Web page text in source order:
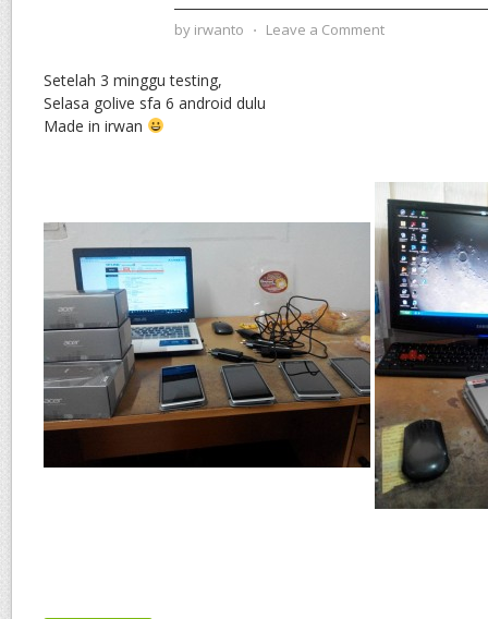
by irwanto ⋅ Leave a Comment
Setelah 3 minggu testing,
Selasa golive sfa 6 android dulu
Made in irwan